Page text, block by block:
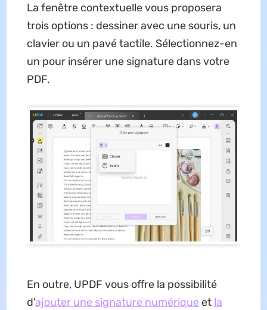
La fenêtre contextuelle vous proposera
trois options : dessiner avec une souris, un
clavier ou un pavé tactile. Sélectionnez-en
un pour insérer une signature dans votre
PDF.
En outre, UPDF vous offre la possibilité
d'ajouter une signature numérique et la